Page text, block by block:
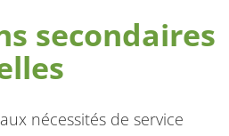
secondaires
nécessités de service